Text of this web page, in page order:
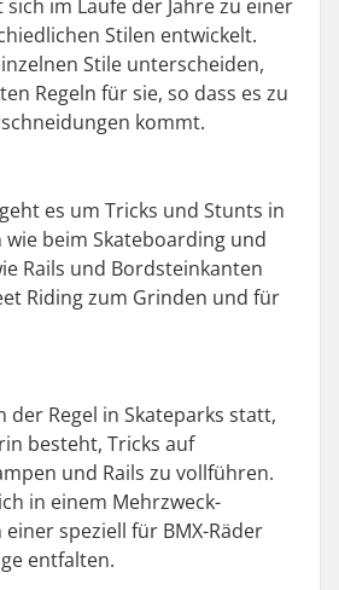
sich im Laufe der Jahre zu einer
Stilen entwickelt.
Stile unterscheiden,
Regeln für sie, so dass es zu
kommt.
es um Tricks und Stunts in
beim Skateboarding und
Rails und Bordsteinkanten
Riding zum Grinden und für
der Regel in Skateparks statt,
besteht, Tricks auf
und Rails zu vollführen.
in einem Mehrzweck-
speziell für BMX-Räder
entfalten.